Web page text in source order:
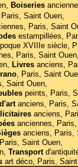
Boiseries
Saint Ouen,
Paris, Saint
estampillées,
XVIIIe siècle,
Paris, Saint Ouen,
Livres anciens,
, Paris, Saint
Saint Ouen,
peints, Paris,
d'art anciens, Paris,
anciens,
anciennes, Paris,
anciens, Paris,
Saint Ouen,
Transport
art déco, Paris, Saint